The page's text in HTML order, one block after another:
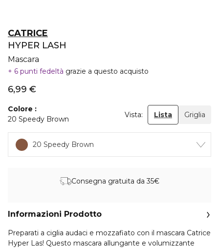
CATRICE
HYPER LASH
Mascara
6 punti fedeltà grazie a questo acquisto
6,99 €
Colore
20 Speedy Brown
Vista: Lista Griglia
20 Speedy Brown
Consegna gratuita da 35€
Informazioni Prodotto
Preparati a ciglia audaci e mozzafiato con il mascara Catrice
Hyper Las! Questo mascara allungante e volumizzante